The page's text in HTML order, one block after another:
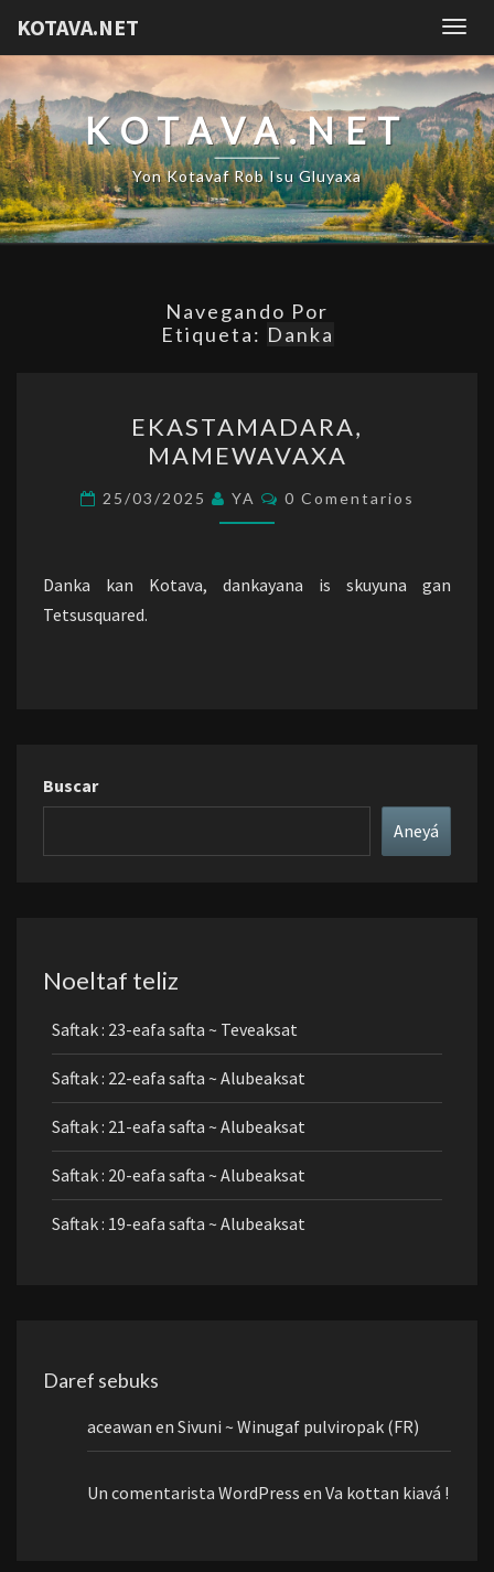
KOTAVA.NET
KOTAVA.NET
Yon Kotavaf Rob Isu Gluyaxa
Navegando Por
Etiqueta: Danka
MAMEWAVAXA
EKASTAMADARA,
MAMEWAVAXA
25/03/2025 YA Comentarios
0 Comentarios
Danka kan Kotava, dankayana is skuyuna gan
Tetsusquared.
Buscar
Aneyá
Noeltaf teliz
Saftak : 23-eafa safta ~ Teveaksat
Saftak : 22-eafa safta ~ Alubeaksat
Saftak : 21-eafa safta ~ Alubeaksat
Saftak : 20-eafa safta ~ Alubeaksat
Saftak : 19-eafa safta ~ Alubeaksat
Daref sebuks
aceawan en Sivuni ~ Winugaf pulviropak (FR)
Un comentarista WordPress en Va kottan kiavá !